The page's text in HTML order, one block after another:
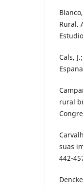
Rural.
Cals,
rural
suas
442-